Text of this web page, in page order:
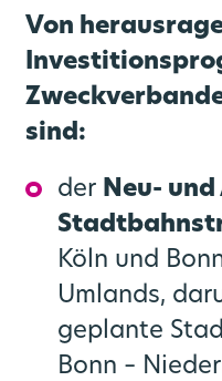
Von
sind:
der Neu-
Köln und
Umlands,
geplante
Bonn –
SPNV-
Video-